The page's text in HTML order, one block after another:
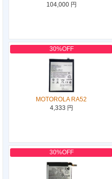
104,000 円
30%OFF
MOTOROLA RA52
4,333 円
30%OFF